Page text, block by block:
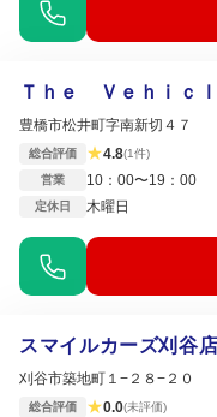
Ｔｈｅ Ｖｅｈｉｃｌ
豊橋市松井町字南新切４７
総合評価 ★4.8(1件)
営業
10：00〜19：00
定休日 木曜日
スマイルカーズ刈谷店
刈谷市築地町１−２８−２０
総合評価 ★0.0(未評価)